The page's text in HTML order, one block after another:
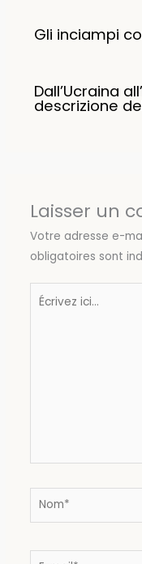
Gli inciampi
Dall’Ucraina
descrizione
Laisser un
Votre adresse e-
obligatoires sont
Écrivez
Nom*
E-